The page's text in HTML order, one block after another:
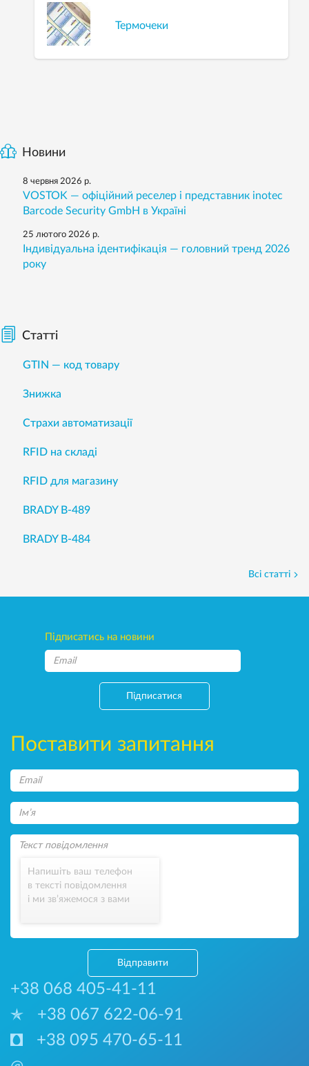
Термочеки
Новини
8 червня 2026 р.
VOSTOK — офіційний реселер і представник inotec
Barcode Security GmbH в Україні
25 лютого 2026 р.
Індивідуальна ідентифікація — головний тренд 2026
року
Статті
GTIN — код товару
Знижка
Страхи автоматизації
RFID на складі
RFID для магазину
BRADY B-489
BRADY B-484
Всі статті
Підписатись на новини
Підписатися
Поставити запитання
Напишіть ваш телефон
в тексті повідомлення
і ми зв’яжемося з вами
Відправити
+38 068 405-41-11
+38 067 622-06-91
+38 095 470-65-11